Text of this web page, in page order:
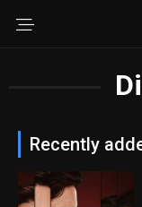
Recently